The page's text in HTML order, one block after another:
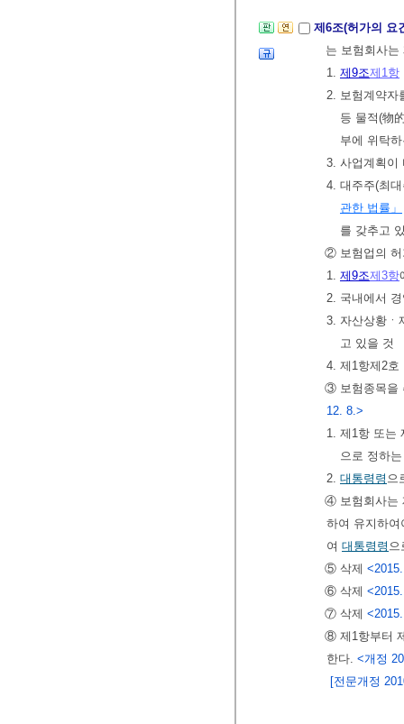
제6조(허가의 요
는 보험회사
1. 제9조제1항
2. 보험계약자
등 물적(物
부에 위탁
3. 사업계획이
4. 대주주(최
관한 법률」
를 갖추고
② 보험업의 허
1. 제9조제3항
2. 국내에서
3. 자산상황ㆍ
고 있을 것
4. 제1항제2호
③ 보험종목을
12. 8.>
1. 제1항 또는
으로 정하
2. 대통령령 으
④ 보험회사는
하여 유지하
여 대통령령
⑤ 삭제
⑥ 삭제
⑦ 삭제
⑧ 제1항부터
한다. <개정
[전문개정